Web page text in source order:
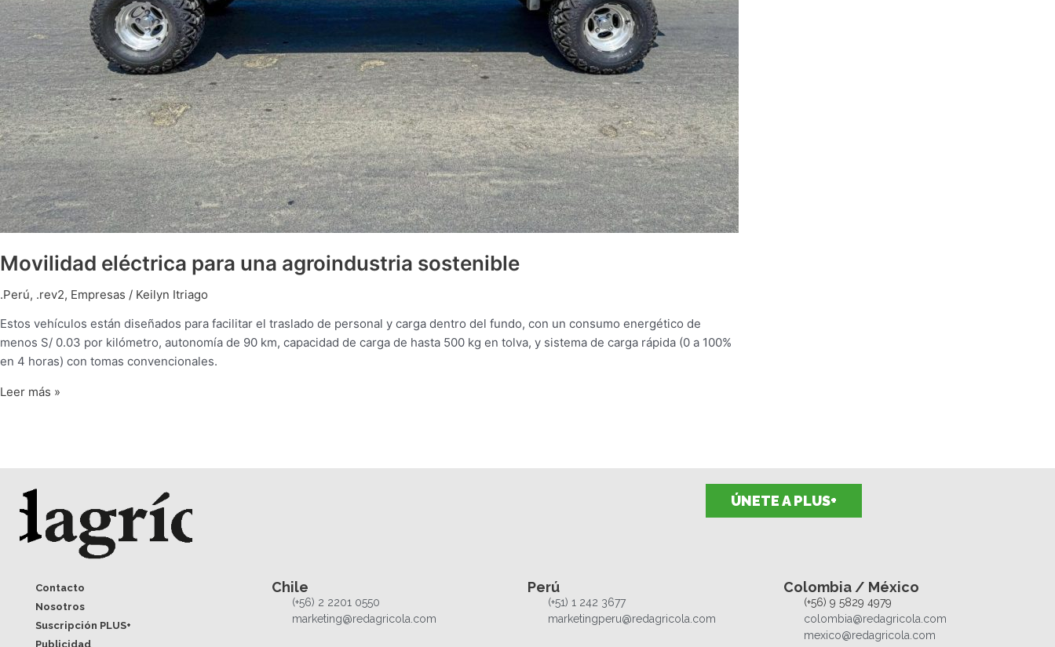
Movilidad eléctrica para una agroindustria sostenible
.Perú, .rev2, Empresas / Keilyn Itriago
Estos vehículos están diseñados para facilitar el traslado de personal y carga dentro del fundo, con un consumo energético de
menos S/ 0.03 por kilómetro, autonomía de 90 km, capacidad de carga de hasta 500 kg en tolva, y sistema de carga rápida (0 a 100%
en 4 horas) con tomas convencionales.
Leer más »
ÚNETE A PLUS+
Contacto
Nosotros
Suscripción PLUS+
Publicidad
Chile
(+56) 2 2201 0550
marketing@redagricola.com
Perú
(+51) 1 242 3677
marketingperu@redagricola.com
Colombia / México
(+56) 9 5829 4979
colombia@redagricola.com
mexico@redagricola.com